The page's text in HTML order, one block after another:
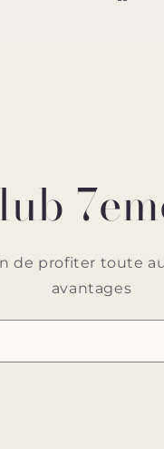
de profiter toute
avantages